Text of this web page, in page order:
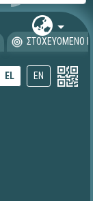
ΣΤΟΧΕΥΟΜΕΝΟ
EL EN